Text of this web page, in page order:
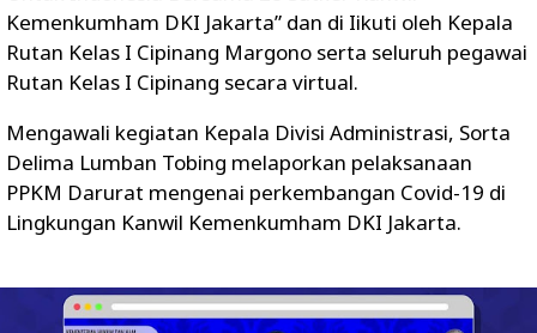
Kemenkumham DKI Jakarta” dan di Iikuti oleh Kepala
Rutan Kelas I Cipinang Margono serta seluruh pegawai
Rutan Kelas I Cipinang secara virtual.
Mengawali kegiatan Kepala Divisi Administrasi, Sorta
Delima Lumban Tobing melaporkan pelaksanaan
PPKM Darurat mengenai perkembangan Covid-19 di
Lingkungan Kanwil Kemenkumham DKI Jakarta.